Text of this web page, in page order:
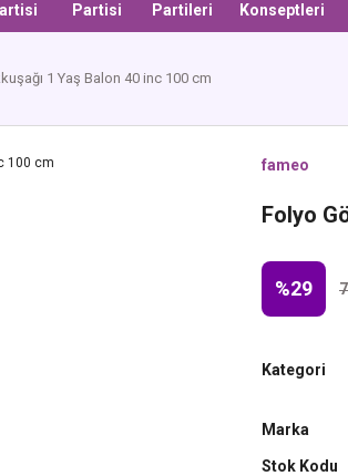
Partisi
Partileri
Konseptleri
1 Yaş Balon 40 inc 100 cm
fameo
Folyo
%29
Kategori
Marka
Stok Kodu